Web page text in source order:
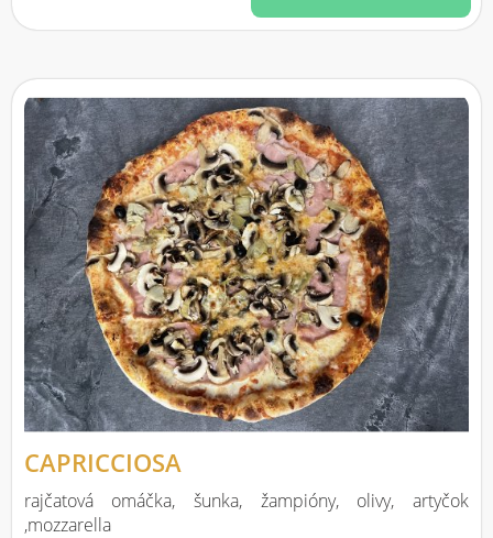
CAPRICCIOSA
rajčatová omáčka, šunka, žampióny, olivy, artyčok
,mozzarella